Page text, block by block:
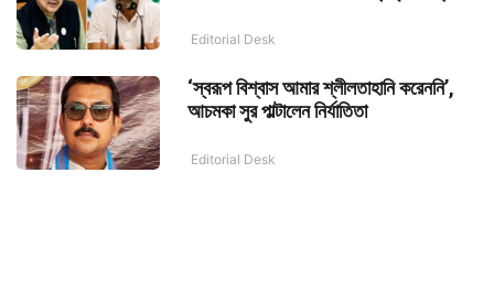
Editorial Desk
‘স্বরূপ বিশ্বাস আমার শ্লীলতাহানি করেননি’,
আচমকা সুর পাল্টালেন নির্যাতিতা
Editorial Desk